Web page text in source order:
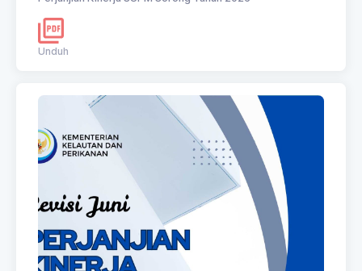
Unduh